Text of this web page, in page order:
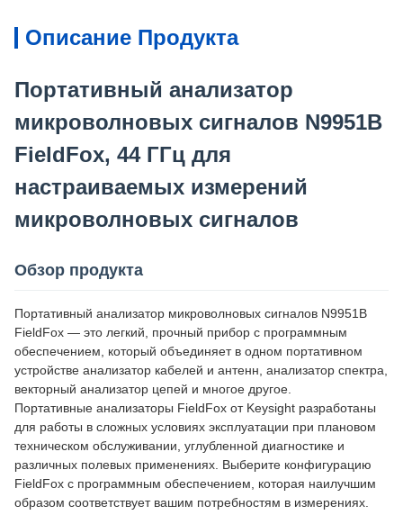
Описание Продукта
Портативный анализатор
микроволновых сигналов N9951B
FieldFox, 44 ГГц для
настраиваемых измерений
микроволновых сигналов
Обзор продукта
Портативный анализатор микроволновых сигналов N9951B
FieldFox — это легкий, прочный прибор с программным
обеспечением, который объединяет в одном портативном
устройстве анализатор кабелей и антенн, анализатор спектра,
векторный анализатор цепей и многое другое.
Портативные анализаторы FieldFox от Keysight разработаны
для работы в сложных условиях эксплуатации при плановом
техническом обслуживании, углубленной диагностике и
различных полевых применениях. Выберите конфигурацию
FieldFox с программным обеспечением, которая наилучшим
образом соответствует вашим потребностям в измерениях.